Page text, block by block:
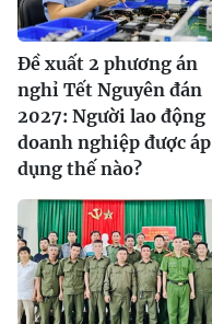
Đề xuất 2 phương án
nghỉ Tết Nguyên đán
2027: Người lao động
doanh nghiệp được áp
dụng thế nào?